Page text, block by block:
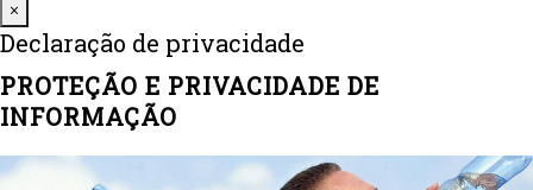
×
Declaração de privacidade
PROTEÇÃO E PRIVACIDADE DE
INFORMAÇÃO